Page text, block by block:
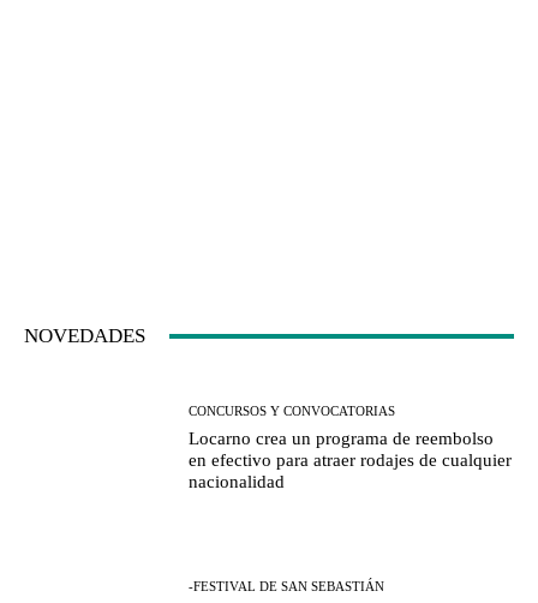
NOVEDADES
CONCURSOS Y CONVOCATORIAS
Locarno crea un programa de reembolso
en efectivo para atraer rodajes de cualquier
nacionalidad
-FESTIVAL DE SAN SEBASTIÁN